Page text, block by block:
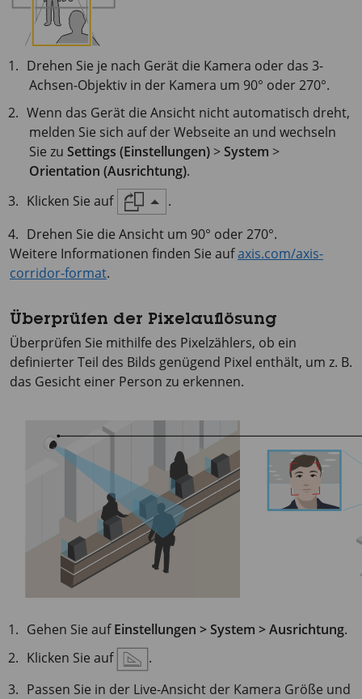
Drehen Sie je nach Gerät die Kamera oder das 3-
Achsen-Objektiv in der Kamera um 90° oder 270°.
Wenn das Gerät die Ansicht nicht automatisch dreht,
melden Sie sich auf der Webseite an und wechseln
Sie zu Settings (Einstellungen)>System >
Orientation (Ausrichtung).
Klicken Sie auf
.
Drehen Sie die Ansicht um 90° oder 270°.
Weitere Informationen finden Sie aufaxis.com/axis-
corridor-format.
Überprüfen der Pixelauflösung
Überprüfen Sie mithilfe des Pixelzählers, ob ein
definierter Teil des Bilds genügend Pixel enthält, um z. B.
das Gesicht einer Person zu erkennen.
Gehen Sie aufEinstellungen > System > Ausrichtung.
Klicken Sie auf
.
Passen Sie in der Live-Ansicht der Kamera Größe und